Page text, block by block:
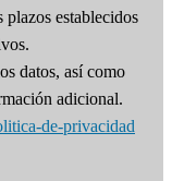
establecidos
datos, así como
adicional.
de-privacidad